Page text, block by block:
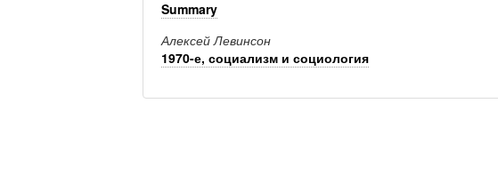
Summary
Алексей Левинсон
1970-е, социализм и социология